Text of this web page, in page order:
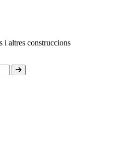
i altres construccions